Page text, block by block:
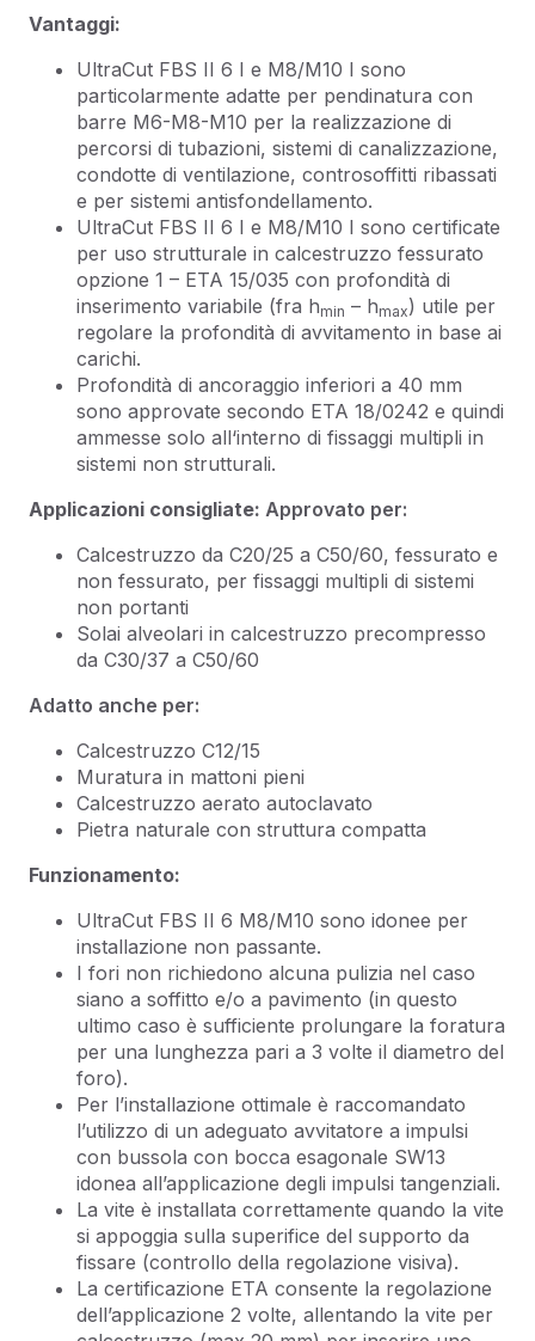
Vantaggi:
UltraCut FBS II 6 I e M8/M10 I sono
particolarmente adatte per pendinatura con
barre M6-M8-M10 per la realizzazione di
percorsi di tubazioni, sistemi di canalizzazione,
condotte di ventilazione, controsoffitti ribassati
e per sistemi antisfondellamento.
UltraCut FBS II 6 I e M8/M10 I sono certificate
per uso strutturale in calcestruzzo fessurato
opzione 1 – ETA 15/035 con profondità di
inserimento variabile (fra hmin – hmax) utile per
regolare la profondità di avvitamento in base ai
carichi.
Profondità di ancoraggio inferiori a 40 mm
sono approvate secondo ETA 18/0242 e quindi
ammesse solo all‘interno di fissaggi multipli in
sistemi non strutturali.
Applicazioni consigliate: Approvato per:
Calcestruzzo da C20/25 a C50/60, fessurato e
non fessurato, per fissaggi multipli di sistemi
non portanti
Solai alveolari in calcestruzzo precompresso
da C30/37 a C50/60
Adatto anche per:
Calcestruzzo C12/15
Muratura in mattoni pieni
Calcestruzzo aerato autoclavato
Pietra naturale con struttura compatta
Funzionamento:
UltraCut FBS II 6 M8/M10 sono idonee per
installazione non passante.
I fori non richiedono alcuna pulizia nel caso
siano a soffitto e/o a pavimento (in questo
ultimo caso è sufficiente prolungare la foratura
per una lunghezza pari a 3 volte il diametro del
foro).
Per l’installazione ottimale è raccomandato
l’utilizzo di un adeguato avvitatore a impulsi
con bussola con bocca esagonale SW13
idonea all’applicazione degli impulsi tangenziali.
La vite è installata correttamente quando la vite
si appoggia sulla superifice del supporto da
fissare (controllo della regolazione visiva).
La certificazione ETA consente la regolazione
dell’applicazione 2 volte, allentando la vite per